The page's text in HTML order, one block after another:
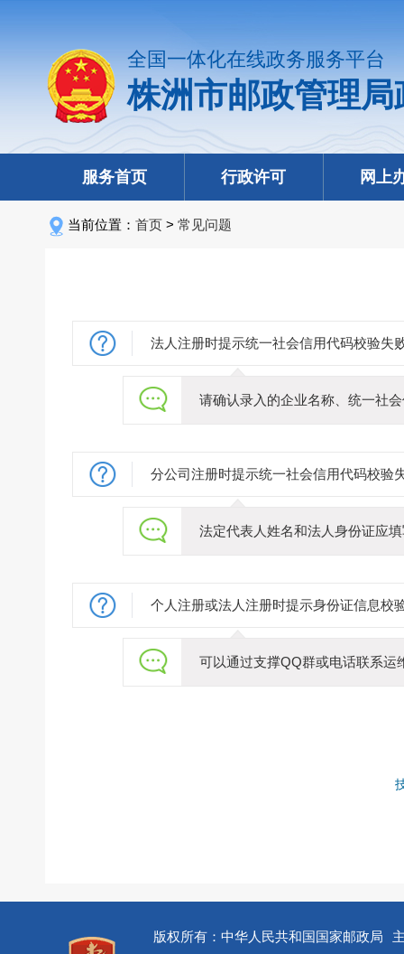
全国一体化在线政务服务平台
株洲市邮政管理
服务首页 行政许可 网上
当前位置： 首页 > 常见问题
法人注册时提示统一社会信用代码校验失
请确认录入的企业名称、统一社
分公司注册时提示统一社会信用代码校验
法定代表人姓名和法人身份证应
个人注册或法人注册时提示身份证信息校
可以通过支撑QQ群或电话联系运
版权所有：中华人民共和国国家邮政局